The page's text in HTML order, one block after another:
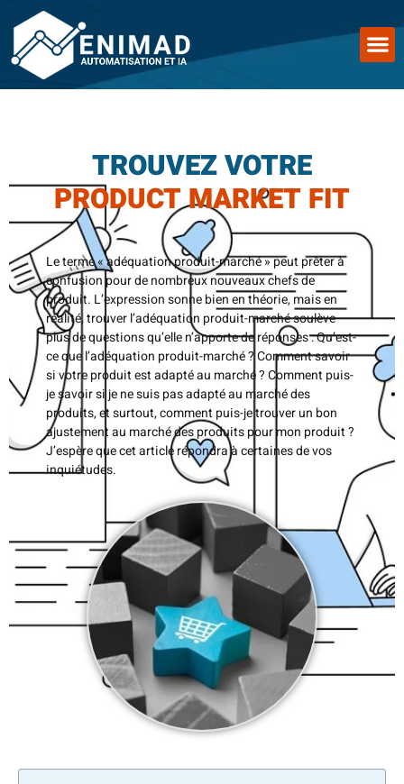
TROUVEZ VOTRE
PRODUCT MARKET FIT
Le terme « adéquation produit-marché » peut prêter à
confusion pour de nombreux nouveaux chefs de
produit. L’expression sonne bien en théorie, mais en
réalité, trouver l’adéquation produit-marché soulève
plus de questions qu’elle n’apporte de réponses : Qu’est-
ce que l’adéquation produit-marché ? Comment savoir
si votre produit est adapté au marché ? Comment puis-
je savoir si je ne suis pas adapté au marché des
produits, et surtout, comment puis-je trouver un bon
ajustement au marché des produits pour mon produit ?
J’espère que cet article répondra à certaines de vos
inquiétudes.